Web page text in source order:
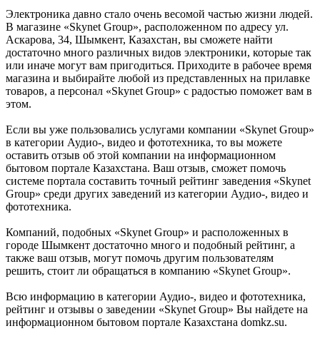
Электроника давно стало очень весомой частью жизни людей.
В магазине «Skynet Group», расположенном по адресу ул.
Аскарова, 34, Шымкент, Казахстан, вы сможете найти
достаточно много различных видов электроники, которые так
или иначе могут вам пригодиться. Приходите в рабочее время
магазина и выбирайте любой из представленных на прилавке
товаров, а персонал «Skynet Group» с радостью поможет вам в
этом.
Если вы уже пользовались услугами компании «Skynet Group»
в категории Аудио-, видео и фототехника, то вы можете
оставить отзыв об этой компании на информационном
бытовом портале Казахстана. Ваш отзыв, сможет помочь
системе портала составить точный рейтинг заведения «Skynet
Group» среди других заведений из категории Аудио-, видео и
фототехника.
Компаний, подобных «Skynet Group» и расположенных в
городе Шымкент достаточно много и подобный рейтинг, а
также ваш отзыв, могут помочь другим пользователям
решить, стоит ли обращаться в компанию «Skynet Group».
Всю информацию в категории Аудио-, видео и фототехника,
рейтинг и отзывы о заведении «Skynet Group» Вы найдете на
информационном бытовом портале Казахстана domkz.su.